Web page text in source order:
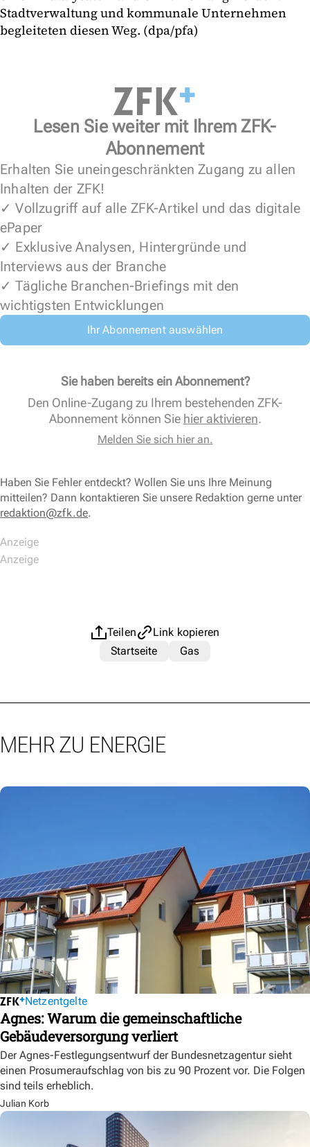
Stadtverwaltung und kommunale Unternehmen
begleiteten diesen Weg. (dpa/pfa)
Lesen Sie weiter mit Ihrem ZFK-
Abonnement
Erhalten Sie uneingeschränkten Zugang zu allen
Inhalten der ZFK!
✓ Vollzugriff auf alle ZFK-Artikel und das digitale
ePaper
✓ Exklusive Analysen, Hintergründe und
Interviews aus der Branche
✓ Tägliche Branchen-Briefings mit den
wichtigsten Entwicklungen
Ihr Abonnement auswählen
Sie haben bereits ein Abonnement?
Den Online-Zugang zu Ihrem bestehenden ZFK-
Abonnement können Sie hier aktivieren.
Melden Sie sich hier an.
Haben Sie Fehler entdeckt? Wollen Sie uns Ihre Meinung
mitteilen? Dann kontaktieren Sie unsere Redaktion gerne unter
redaktion@zfk.de.
Teilen
Link kopieren
Startseite
Gas
MEHR ZU ENERGIE
Netzentgelte
Agnes: Warum die gemeinschaftliche
Gebäudeversorgung verliert
Der Agnes-Festlegungsentwurf der Bundesnetzagentur sieht
einen Prosumeraufschlag von bis zu 90 Prozent vor. Die Folgen
sind teils erheblich.
Julian Korb